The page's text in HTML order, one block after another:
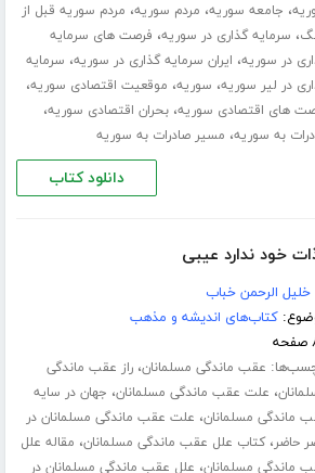
، جامعه سوریه، مردم سوریه، مردم سوریه قبل از
، سرمایه گذاری در سوریه، فرصت های سرمایه
در سوریه، ایران سرمایه گذاری در سوریه، سرمایه
در لیر سوریه، سوریه، موقعیت اقتصادی سوریه،
های اقتصادی سوریه،بحران اقتصادی سوریه،
به سوریه، مسیر صادرات به سوریه
دانلود کتاب
خود ندارد عیبی
خلیل الرحمن خباب
کتاب‌های اندیشه و مذهب
عقب ماندگی مسلمانان،راز عقب ماندگی
، علت عقب ماندگی مسلمانان، جهان در سایه
ماندگی مسلمانان، علت عقب ماندگی مسلمانان در
حاضر،کتاب علل عقب ماندگی مسلمانان، مقاله علل
ماندگی مسلمانان، علل عقب ماندگی مسلمانان در